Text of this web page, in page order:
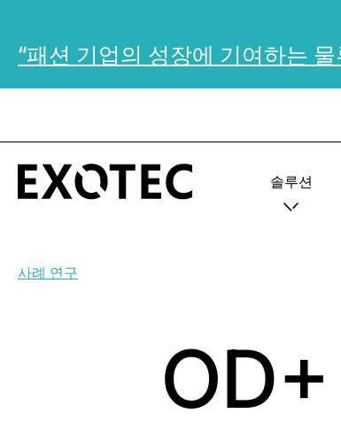
“패션 기업의 성장에 기여하는
솔루션
사례 연구